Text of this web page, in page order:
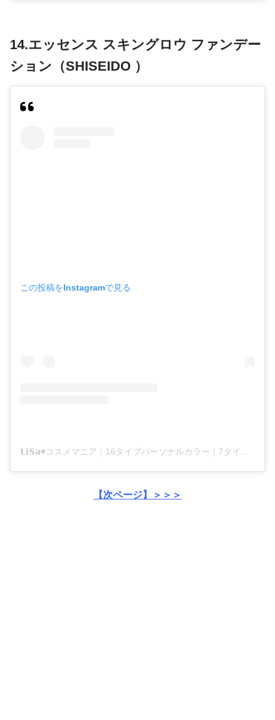
14.エッセンス スキングロウ ファンデー
ション（SHISEIDO ）
この投稿をInstagramで見る
【次ページ】＞＞＞